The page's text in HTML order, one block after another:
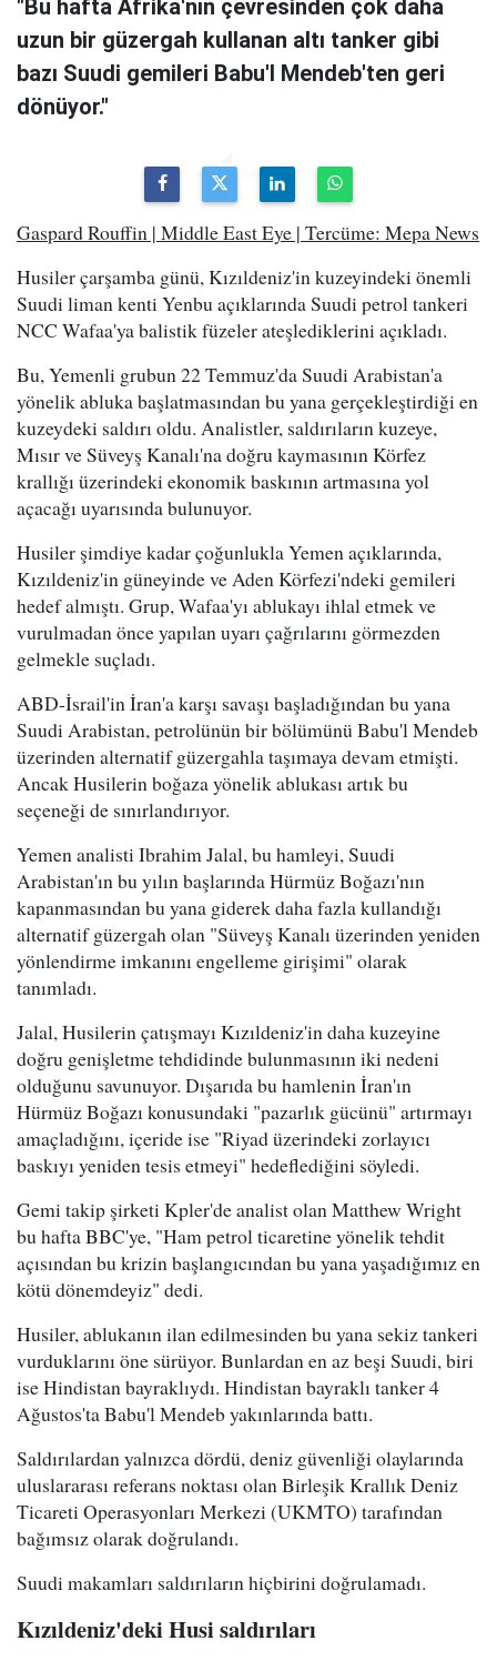
"Bu hafta Afrika'nın çevresinden çok daha
uzun bir güzergah kullanan altı tanker gibi
bazı Suudi gemileri Babu'l Mendeb'ten geri
dönüyor."
Gaspard Rouffin | Middle East Eye | Tercüme: Mepa News
Husiler çarşamba günü, Kızıldeniz'in kuzeyindeki önemli
Suudi liman kenti Yenbu açıklarında Suudi petrol tankeri
NCC Wafaa'ya balistik füzeler ateşlediklerini açıkladı.
Bu, Yemenli grubun 22 Temmuz'da Suudi Arabistan'a
yönelik abluka başlatmasından bu yana gerçekleştirdiği en
kuzeydeki saldırı oldu. Analistler, saldırıların kuzeye,
Mısır ve Süveyş Kanalı'na doğru kaymasının Körfez
krallığı üzerindeki ekonomik baskının artmasına yol
açacağı uyarısında bulunuyor.
Husiler şimdiye kadar çoğunlukla Yemen açıklarında,
Kızıldeniz'in güneyinde ve Aden Körfezi'ndeki gemileri
hedef almıştı. Grup, Wafaa'yı ablukayı ihlal etmek ve
vurulmadan önce yapılan uyarı çağrılarını görmezden
gelmekle suçladı.
ABD-İsrail'in İran'a karşı savaşı başladığından bu yana
Suudi Arabistan, petrolünün bir bölümünü Babu'l Mendeb
üzerinden alternatif güzergahla taşımaya devam etmişti.
Ancak Husilerin boğaza yönelik ablukası artık bu
seçeneği de sınırlandırıyor.
Yemen analisti Ibrahim Jalal, bu hamleyi, Suudi
Arabistan'ın bu yılın başlarında Hürmüz Boğazı'nın
kapanmasından bu yana giderek daha fazla kullandığı
alternatif güzergah olan "Süveyş Kanalı üzerinden yeniden
yönlendirme imkanını engelleme girişimi" olarak
tanımladı.
Jalal, Husilerin çatışmayı Kızıldeniz'in daha kuzeyine
doğru genişletme tehdidinde bulunmasının iki nedeni
olduğunu savunuyor. Dışarıda bu hamlenin İran'ın
Hürmüz Boğazı konusundaki "pazarlık gücünü" artırmayı
amaçladığını, içeride ise "Riyad üzerindeki zorlayıcı
baskıyı yeniden tesis etmeyi" hedeflediğini söyledi.
Gemi takip şirketi Kpler'de analist olan Matthew Wright
bu hafta BBC'ye, "Ham petrol ticaretine yönelik tehdit
açısından bu krizin başlangıcından bu yana yaşadığımız en
kötü dönemdeyiz" dedi.
Husiler, ablukanın ilan edilmesinden bu yana sekiz tankeri
vurduklarını öne sürüyor. Bunlardan en az beşi Suudi, biri
ise Hindistan bayraklıydı. Hindistan bayraklı tanker 4
Ağustos'ta Babu'l Mendeb yakınlarında battı.
Saldırılardan yalnızca dördü, deniz güvenliği olaylarında
uluslararası referans noktası olan Birleşik Krallık Deniz
Ticareti Operasyonları Merkezi (UKMTO) tarafından
bağımsız olarak doğrulandı.
Suudi makamları saldırıların hiçbirini doğrulamadı.
Kızıldeniz'deki Husi saldırıları